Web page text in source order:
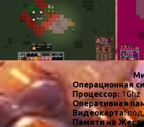
Операционная
Процессор: 1Ghz
Оперативная
Видеокарта:
Памяти на